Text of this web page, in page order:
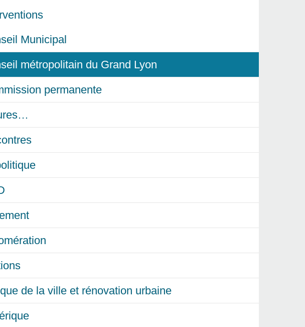
Municipal
métropolitain du Grand Lyon
permanente
de la ville et rénovation urbaine